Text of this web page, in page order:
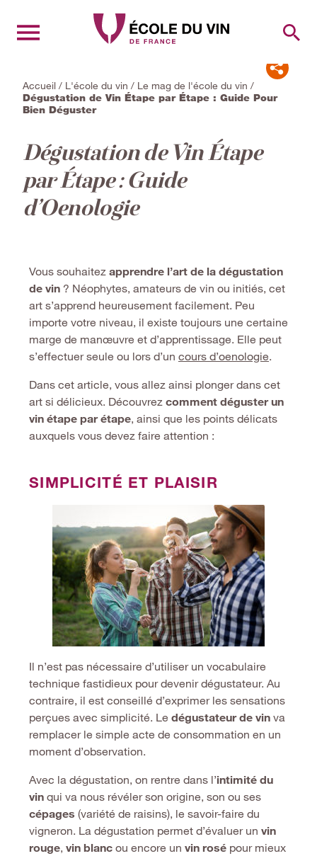
Accueil / L'école du vin / Le mag de l'école du vin /
Dégustation de Vin Étape par Étape : Guide Pour
Bien Déguster
Dégustation de Vin Étape
par Étape : Guide
d’Oenologie
Vous souhaitez apprendre l’art de la dégustation
de vin ? Néophytes, amateurs de vin ou initiés, cet
art s’apprend heureusement facilement. Peu
importe votre niveau, il existe toujours une certaine
marge de manœuvre et d’apprentissage. Elle peut
s’effectuer seule ou lors d’un cours d’oenologie.
Dans cet article, vous allez ainsi plonger dans cet
art si délicieux. Découvrez comment déguster un
vin étape par étape, ainsi que les points délicats
auxquels vous devez faire attention :
SIMPLICITÉ ET PLAISIR
Il n’est pas nécessaire d’utiliser un vocabulaire
technique fastidieux pour devenir dégustateur. Au
contraire, il est conseillé d’exprimer les sensations
perçues avec simplicité. Le dégustateur de vin va
remplacer le simple acte de consommation en un
moment d’observation.
Avec la dégustation, on rentre dans l’intimité du
vin qui va nous révéler son origine, son ou ses
cépages (variété de raisins), le savoir-faire du
vigneron. La dégustation permet d’évaluer un vin
rouge vin blanc ou encore un vin rosé pour mieux